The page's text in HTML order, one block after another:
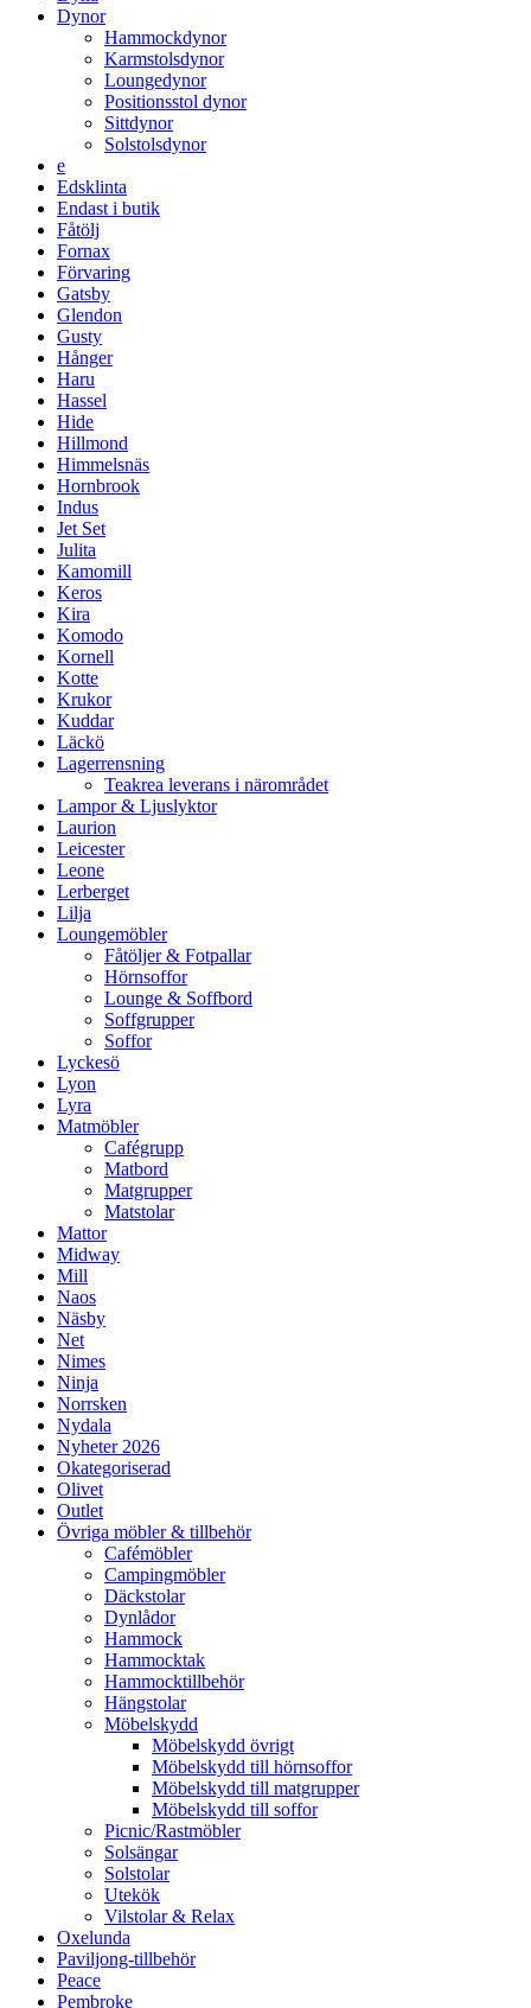
Dynor
Hammockdynor
Karmstolsdynor
Loungedynor
Positionsstol dynor
Sittdynor
Solstolsdynor
e
Edsklinta
Endast i butik
Fåtölj
Fornax
Förvaring
Gatsby
Glendon
Gusty
Hånger
Haru
Hassel
Hide
Hillmond
Himmelsnäs
Hornbrook
Indus
Jet Set
Julita
Kamomill
Keros
Kira
Komodo
Kornell
Kotte
Krukor
Kuddar
Läckö
Lagerrensning
Teakrea leverans i närområdet
Lampor & Ljuslyktor
Laurion
Leicester
Leone
Lerberget
Lilja
Loungemöbler
Fåtöljer & Fotpallar
Hörnsoffor
Lounge & Soffbord
Soffgrupper
Soffor
Lyckesö
Lyon
Lyra
Matmöbler
Cafégrupp
Matbord
Matgrupper
Matstolar
Mattor
Midway
Mill
Naos
Näsby
Net
Nimes
Ninja
Norrsken
Nydala
Nyheter 2026
Okategoriserad
Olivet
Outlet
Övriga möbler & tillbehör
Cafémöbler
Campingmöbler
Däckstolar
Dynlådor
Hammock
Hammocktak
Hammocktillbehör
Hängstolar
Möbelskydd
Möbelskydd övrigt
Möbelskydd till hörnsoffor
Möbelskydd till matgrupper
Möbelskydd till soffor
Picnic/Rastmöbler
Solsängar
Solstolar
Utekök
Vilstolar & Relax
Oxelunda
Paviljong-tillbehör
Peace
Pembroke